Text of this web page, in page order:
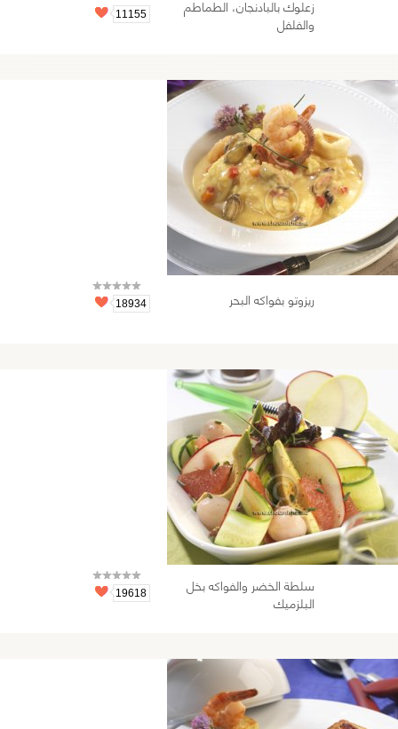
زعلوك بالبادنجان، الطماطم
والفلفل 11155
ريزوتو بفواكه البحر 18934
سلطة الخضر والفواكه بخل
البلزميك 19618